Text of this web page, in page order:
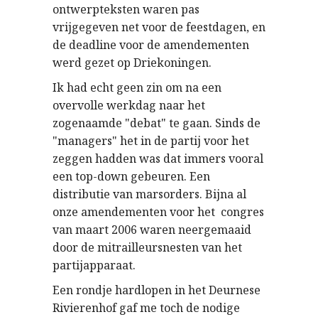
ontwerpteksten waren pas
vrijgegeven net voor de feestdagen, en
de deadline voor de amendementen
werd gezet op Driekoningen.
Ik had echt geen zin om na een
overvolle werkdag naar het
zogenaamde "debat" te gaan. Sinds de
"managers" het in de partij voor het
zeggen hadden was dat immers vooral
een top-down gebeuren. Een
distributie van marsorders. Bijna al
onze amendementen voor het congres
van maart 2006 waren neergemaaid
door de mitrailleursnesten van het
partijapparaat.
Een rondje hardlopen in het Deurnese
Rivierenhof gaf me toch de nodige